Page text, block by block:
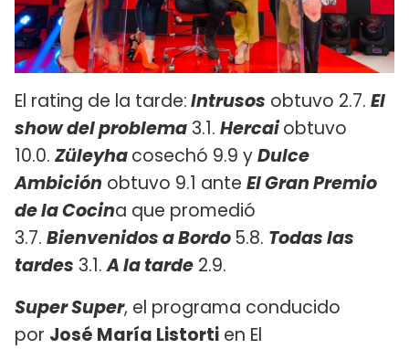
El rating de la tarde:Intrusos obtuvo 2.7. El
show del problema 3.1. Hercaiobtuvo
10.0. Züleyhacosechó 9.9 yDulce
Ambición obtuvo 9.1 ante El Gran Premio
de la Cocina que promedió
3.7. Bienvenidos a Bordo5.8. Todas las
tardes 3.1.A la tarde 2.9.
Super Super, el programa conducido
por José María Listorti en El